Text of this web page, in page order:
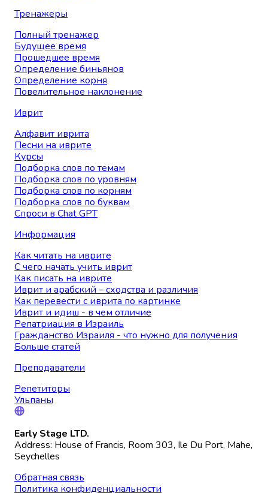
Тренажеры
Полный тренажер
Будущее время
Прошедшее время
Определение биньянов
Определение корня
Повелительное наклонение
Иврит
Алфавит иврита
Песни на иврите
Курсы
Подборка слов по темам
Подборка слов по уровням
Подборка слов по корням
Подборка слов по буквам
Спроси в Chat GPT
Информация
Как читать на иврите
С чего начать учить иврит
Как писать на иврите
Иврит и арабский – сходства и различия
Как перевести с иврита по картинке
Иврит и идиш - в чем отличие
Репатриация в Израиль
Гражданство Израиля - что нужно для получения
Больше статей
Преподаватели
Репетиторы
Ульпаны
Early Stage LTD.
Address: House of Francis, Room 303, Ile Du Port, Mahe,
Seychelles
Обратная связь
Политика конфиденциальности